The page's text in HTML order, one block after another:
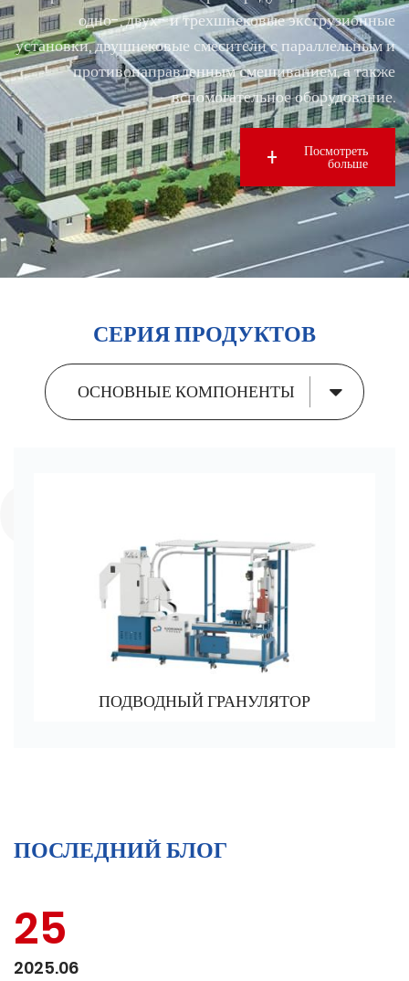
одно-, двух- и трехшнековые экструзионные
установки, двушнековые смесители с параллельным и
противонаправленным смешиванием, а также
вспомогательное оборудование.
Посмотреть
больше
СЕРИЯ ПРОДУКТОВ
ОСНОВНЫЕ КОМПОНЕНТЫ
ПОДВОДНЫЙ ГРАНУЛЯТОР
ПОСЛЕДНИЙ БЛОГ
25
2025.06